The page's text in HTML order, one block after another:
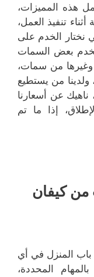
هذه المميزات،
تنفيذ العمل،
نختار الخدم على
بعض السمات
وغيرها من سمات،
من يستطيع
ناهيك عن أسعارنا
إذا ما تم
كيفان
المنزل في أي
المحددة،